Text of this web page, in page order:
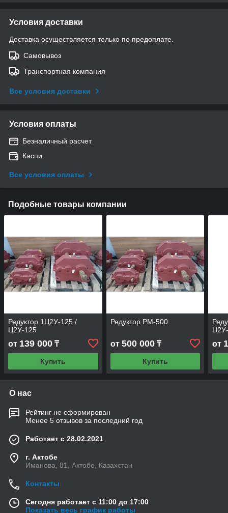
Условия доставки
Доставка осуществляется только по предоплате.
Самовывоз
Транспортная компания
Все условия доставки
Условия оплаты
Безналичный расчет
Каспи
Все условия оплаты
Подобные товары компании
Редуктор 1Ц2У-125 /
Ц2У-125
от 139 000 ₸
Купить
Редуктор РМ-500
от 500 000₸
Купить
от
О нас
Рейтинг не сформирован
Менее 5 отзывов за последний год
Работает с 28.02.2021
г. Актобе
Иманова, 81, Актобе, Казахстан
Контакты
Сегодня работает с 11:00 до 17:00
Показать весь график работы